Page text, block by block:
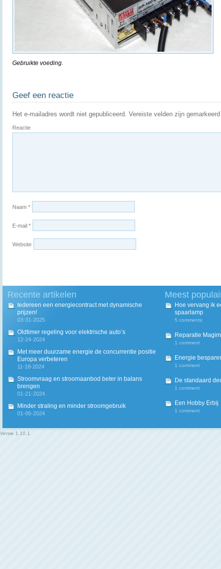
Gebruikte voeding.
Geef een reactie
Het e-mailadres wordt niet gepubliceerd. Vereiste velden zijn
Reactie
Naam *
E-mail *
Website
Recente artikelen
Iedereen een energiecontract met dynamische
prijzen!
03-31-2025
Oldtimer regeling voor elektrische auto’s
12-24-2024
Met meer duurzame energie de concurrentie positie
Europa verbeteren
11-18-2024
Stroomvraag en stroomaanbod beter in balans
brengen
01-21-2024
Minder straling en minder stroomgebruik
01-05-2024
Meest
Hoe vervang ik
spaarlamp
5 comments
Reparatie
1 comment
Energie
1 comment
De standaard
1 comment
Een Hobby Erbij
1 comment
Versie 1.10.1